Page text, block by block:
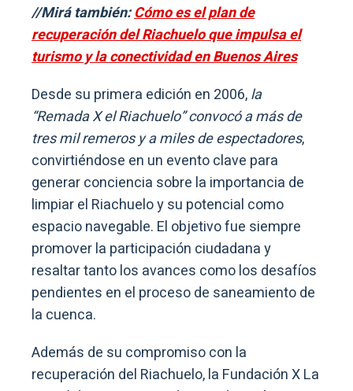
//Mirá también:Cómo es el plan de
recuperación del Riachuelo que impulsa el
turismo y la conectividad en Buenos Aires
Desde su primera edición en 2006,la
“Remada X el Riachuelo” convocó a más de
tres mil remeros y a miles de espectadores,
convirtiéndose en un evento clave para
generar conciencia sobre la importancia de
limpiar el Riachuelo y su potencial como
espacio navegable. El objetivo fue siempre
promover la participación ciudadana y
resaltar tanto los avances como los desafíos
pendientes en el proceso de saneamiento de
la cuenca.
Además de su compromiso con la
recuperación del Riachuelo, la Fundación X La